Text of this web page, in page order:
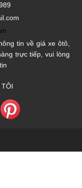
tin về giá xe ôtô,
trực tiếp, vui lòng